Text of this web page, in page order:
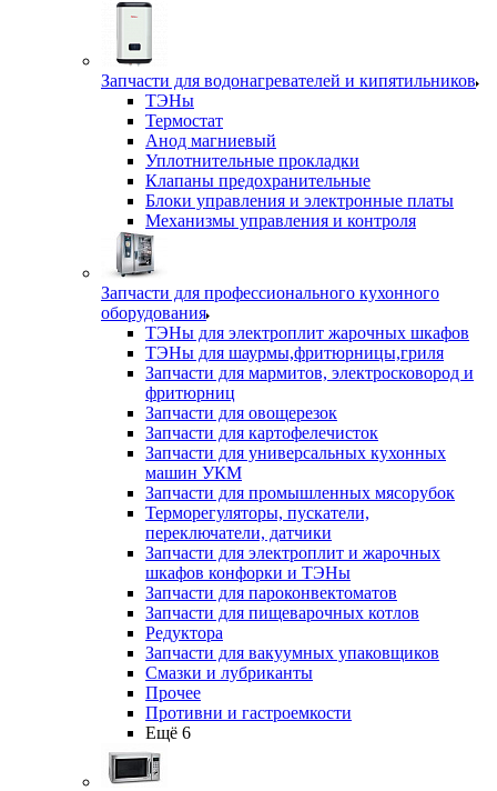
Запчасти для водонагревателей и кипятильников
ТЭНы
Термостат
Анод магниевый
Уплотнительные прокладки
Клапаны предохранительные
Блоки управления и электронные платы
Механизмы управления и контроля
Запчасти для профессионального кухонного
оборудования
ТЭНы для электроплит жарочных шкафов
ТЭНы для шаурмы,фритюрницы,гриля
Запчасти для мармитов, электросковород и
фритюрниц
Запчасти для овощерезок
Запчасти для картофелечисток
Запчасти для универсальных кухонных
машин УКМ
Запчасти для промышленных мясорубок
Терморегуляторы, пускатели,
переключатели, датчики
Запчасти для электроплит и жарочных
шкафов конфорки и ТЭНы
Запчасти для пароконвектоматов
Запчасти для пищеварочных котлов
Редуктора
Запчасти для вакуумных упаковщиков
Смазки и лубриканты
Прочее
Противни и гастроемкости
Ещё 6